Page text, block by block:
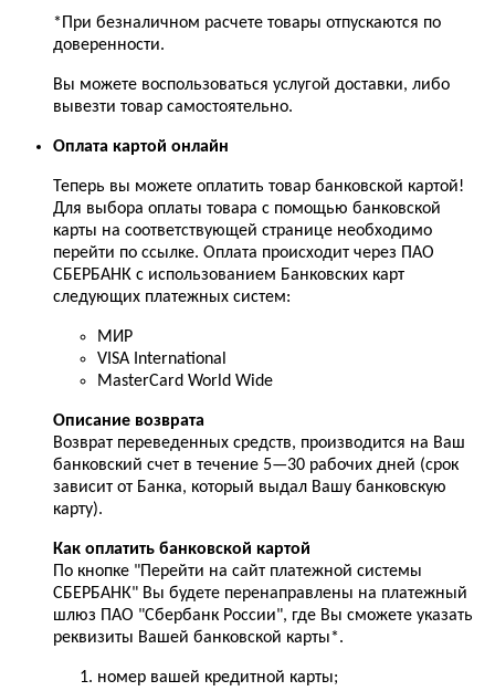
*При безналичном расчете товары отпускаются по
доверенности.
Вы можете воспользоваться услугой доставки, либо
вывезти товар самостоятельно.
Оплата картой онлайн
Теперь вы можете оплатить товар банковской картой!
Для выбора оплаты товара с помощью банковской
карты на соответствующей странице необходимо
перейти по ссылке. Оплата происходит через ПАО
СБЕРБАНК с использованием Банковских карт
следующих платежных систем:
МИР
VISA International
MasterCard World Wide
Описание возврата
Возврат переведенных средств, производится на Ваш
банковский счет в течение 5—30 рабочих дней (срок
зависит от Банка, который выдал Вашу банковскую
карту).
Как оплатить банковской картой
По кнопке "Перейти на сайт платежной системы
СБЕРБАНК" Вы будете перенаправлены на платежный
шлюз ПАО "Сбербанк России", где Вы сможете указать
реквизиты Вашей банковской карты*.
номер вашей кредитной карты;